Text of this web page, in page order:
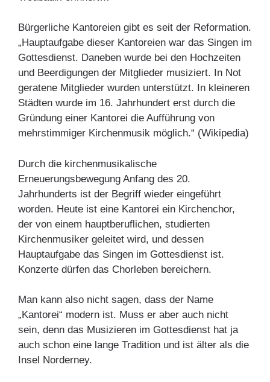
Bürgerliche Kantoreien gibt es seit der Reformation.
„Hauptaufgabe dieser Kantoreien war das Singen im
Gottesdienst. Daneben wurde bei den Hochzeiten
und Beerdigungen der Mitglieder musiziert. In Not
geratene Mitglieder wurden unterstützt. In kleineren
Städten wurde im 16. Jahrhundert erst durch die
Gründung einer Kantorei die Aufführung von
mehrstimmiger Kirchenmusik möglich.“ (Wikipedia)
Durch die kirchenmusikalische
Erneuerungsbewegung Anfang des 20.
Jahrhunderts ist der Begriff wieder eingeführt
worden. Heute ist eine Kantorei ein Kirchenchor,
der von einem hauptberuflichen, studierten
Kirchenmusiker geleitet wird, und dessen
Hauptaufgabe das Singen im Gottesdienst ist.
Konzerte dürfen das Chorleben bereichern.
Man kann also nicht sagen, dass der Name
„Kantorei“ modern ist. Muss er aber auch nicht
sein, denn das Musizieren im Gottesdienst hat ja
auch schon eine lange Tradition und ist älter als die
Insel Norderney.